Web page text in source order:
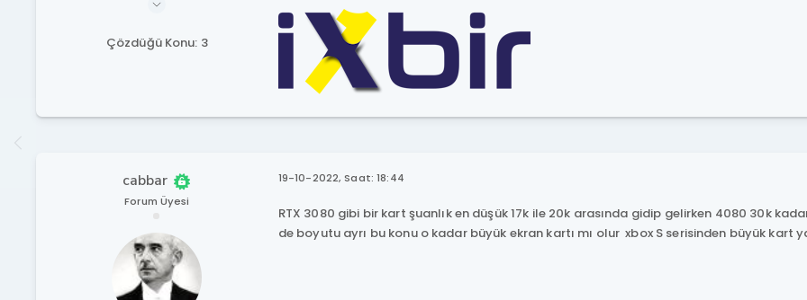
Çözdüğü Konu: 3
cabbar
Forum Üyesi
19-10-2022, Saat: 18:44
RTX 3080 gibi bir kart şuanlık en düşük 17k ile 20k arasında gidip gelirken 4080 30k
de boyutu ayrı bu konu o kadar büyük ekran kartı mı olur xbox S serisinden büyük kart